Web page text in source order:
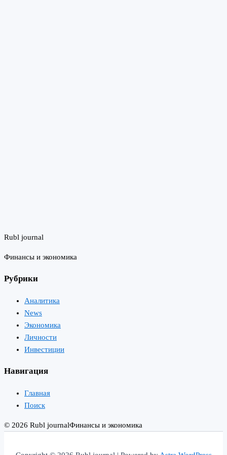
Rubl journal
Финансы и экономика
Рубрики
Аналитика
News
Экономика
Личности
Инвестиции
Навигация
Главная
Поиск
© 2026 Rubl journalФинансы и экономика